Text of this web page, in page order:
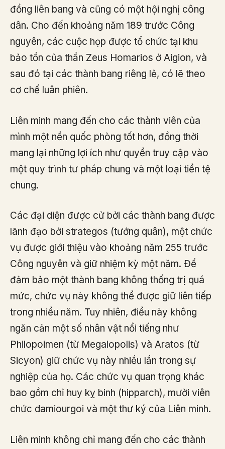
đồng liên bang và cũng có một hội nghị công
dân. Cho đến khoảng năm 189 trước Công
nguyên, các cuộc họp được tổ chức tại khu
bảo tồn của thần Zeus Homarios ở Aigion, và
sau đó tại các thành bang riêng lẻ, có lẽ theo
cơ chế luân phiên.
Liên minh mang đến cho các thành viên của
mình một nền quốc phòng tốt hơn, đồng thời
mang lại những lợi ích như quyền truy cập vào
một quy trình tư pháp chung và một loại tiền tệ
chung.
Các đại diện được cử bởi các thành bang được
lãnh đạo bởi strategos (tướng quân), một chức
vụ được giới thiệu vào khoảng năm 255 trước
Công nguyên và giữ nhiệm kỳ một năm. Để
đảm bảo một thành bang không thống trị quá
mức, chức vụ này không thể được giữ liên tiếp
trong nhiều năm. Tuy nhiên, điều này không
ngăn cản một số nhân vật nổi tiếng như
Philopoimen (từ Megalopolis) và Aratos (từ
Sicyon) giữ chức vụ này nhiều lần trong sự
nghiệp của họ. Các chức vụ quan trọng khác
bao gồm chỉ huy kỵ binh (hipparch), mười viên
chức damiourgoi và một thư ký của Liên minh.
Liên minh không chỉ mang đến cho các thành